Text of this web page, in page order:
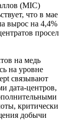
(MIC)
что в мае
вырос на 4,4%
просел
на медь
на уровне
связывают
дата-центров,
критически
добычи